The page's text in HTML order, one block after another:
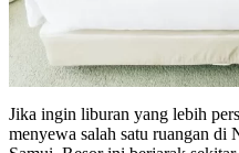
Jika ingin liburan yang lebih
menyewa salah satu ruangan